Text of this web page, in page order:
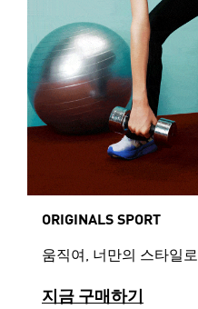
ORIGINALS SPORT
움직여, 너만의 스타일로
지금 구매하기